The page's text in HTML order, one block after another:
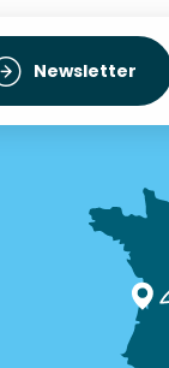
Newsletter